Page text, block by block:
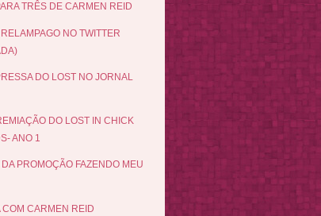
TRÊS DE CARMEN REID
NO TWITTER
DO LOST NO JORNAL
DO LOST IN CHICK
ANO 1
PROMOÇÃO FAZENDO MEU
COM CARMEN REID